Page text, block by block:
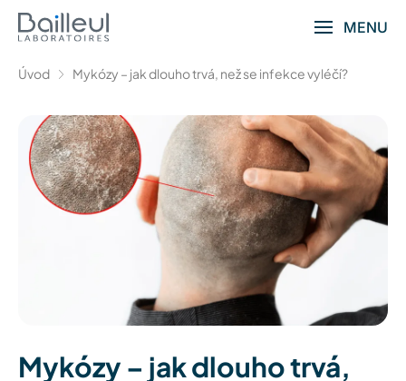
MENU
Úvod Mykózy – jak dlouho trvá, než se infekce vyléčí?
Mykózy – jak dlouho trvá,